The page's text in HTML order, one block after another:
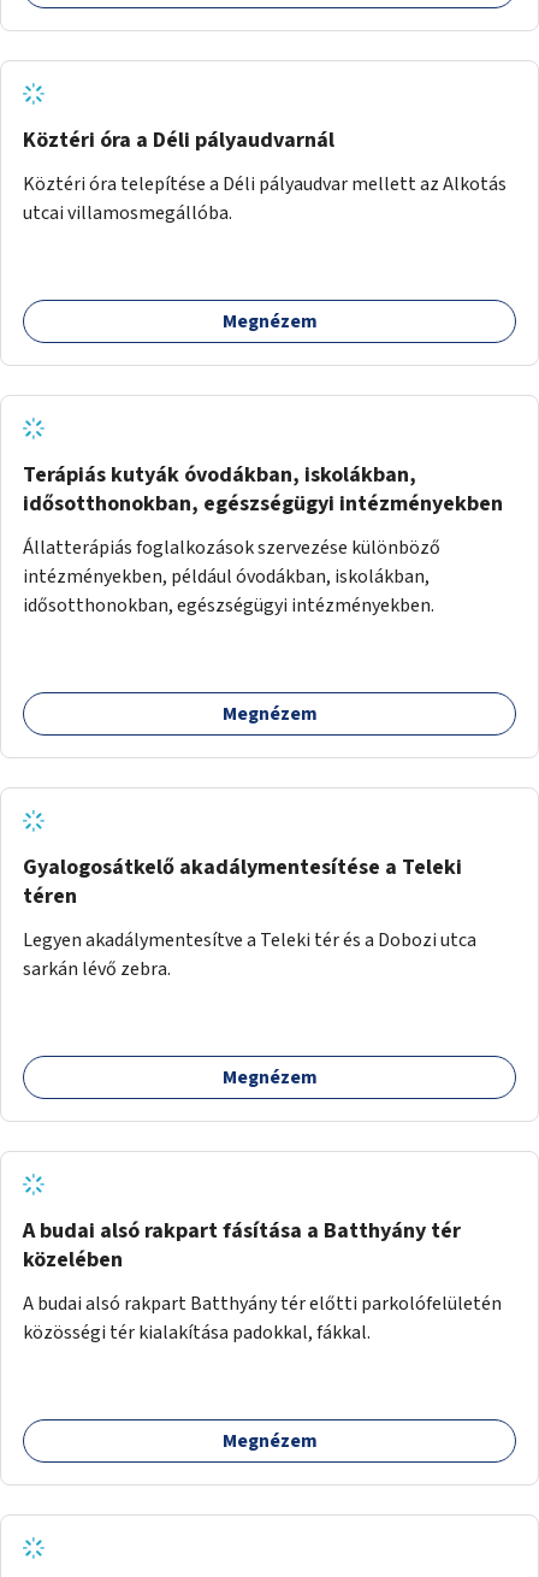
Köztéri óra a Déli pályaudvarnál
Köztéri óra telepítése a Déli pályaudvar mellett az Alkotás
utcai villamosmegállóba.
Megnézem
Terápiás kutyák óvodákban, iskolákban,
idősotthonokban, egészségügyi intézményekben
Állatterápiás foglalkozások szervezése különböző
intézményekben, például óvodákban, iskolákban,
idősotthonokban, egészségügyi intézményekben.
Megnézem
Gyalogosátkelő akadálymentesítése a Teleki
téren
Legyen akadálymentesítve a Teleki tér és a Dobozi utca
sarkán lévő zebra.
Megnézem
A budai alsó rakpart fásítása a Batthyány tér
közelében
A budai alsó rakpart Batthyány tér előtti parkolófelületén
közösségi tér kialakítása padokkal, fákkal.
Megnézem